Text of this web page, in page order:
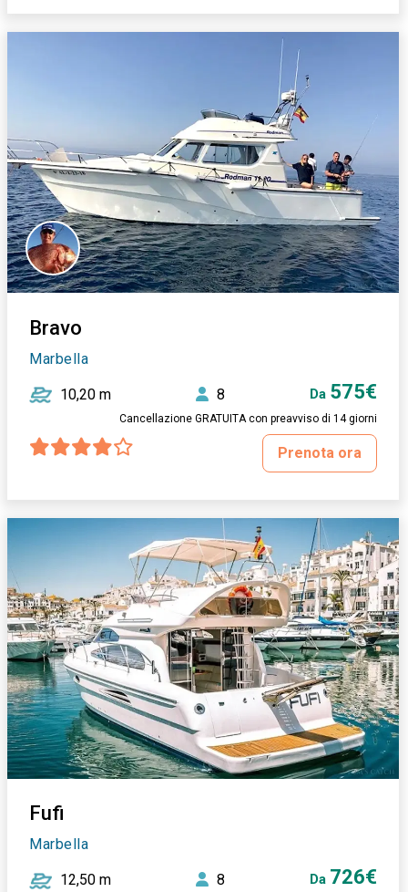
Bravo
Marbella
10,20 m 8 Da 575€
Cancellazione GRATUITA con preavviso di 14 giorni
Prenota ora
Fufi
Marbella
12,50 m 8 Da 726€